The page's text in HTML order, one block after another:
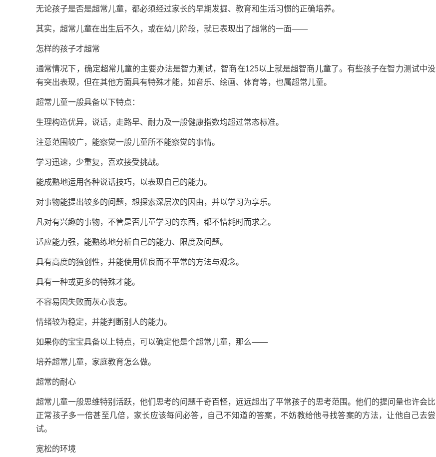
无论孩子是否是超常儿童，都必须经过家长的早期发掘、教育和生活习惯的正确培养。
其实，超常儿童在出生后不久，或在幼儿阶段，就已表现出了超常的一面——
怎样的孩子才超常
通常情况下，确定超常儿童的主要办法是智力测试，智商在125以上就是超智商儿童了。有些孩子在智力测试中没
有突出表现，但在其他方面具有特殊才能，如音乐、绘画、体育等，也属超常儿童。
超常儿童一般具备以下特点：
生理构造优异，说话，走路早、耐力及一般健康指数均超过常态标准。
注意范围较广，能察觉一般儿童所不能察觉的事情。
学习迅速，少重复，喜欢接受挑战。
能成熟地运用各种说话技巧，以表现自己的能力。
对事物能提出较多的问题，想探索深层次的因由，并以学习为享乐。
凡对有兴趣的事物，不管是否儿童学习的东西，都不惜耗时而求之。
适应能力强，能熟练地分析自己的能力、限度及问题。
具有高度的独创性，并能使用优良而不平常的方法与观念。
具有一种或更多的特殊才能。
不容易因失败而灰心丧志。
情绪较为稳定，并能判断别人的能力。
如果你的宝宝具备以上特点，可以确定他是个超常儿童，那么——
培养超常儿童，家庭教育怎么做。
超常的耐心
超常儿童一般思维特别活跃，他们思考的问题千奇百怪，远远超出了平常孩子的思考范围。他们的提问量也许会比
正常孩子多一倍甚至几倍，家长应该每问必答，自己不知道的答案，不妨教给他寻找答案的方法，让他自己去尝
试。
宽松的环境